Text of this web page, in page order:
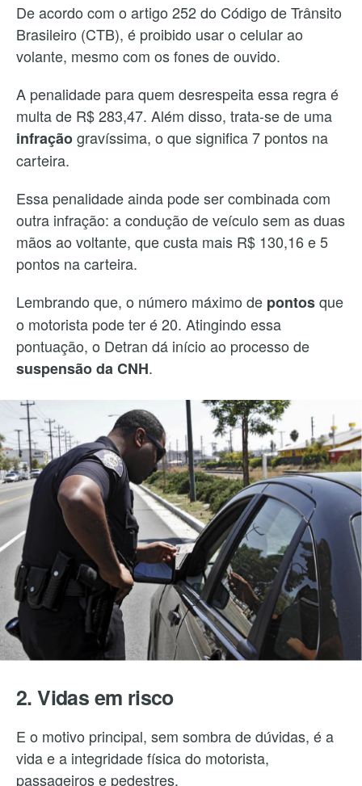
De acordo com o artigo 252 do Código de Trânsito
Brasileiro (CTB), é proibido usar o celular ao
volante, mesmo com os fones de ouvido.
A penalidade para quem desrespeita essa regra é
multa de R$ 283,47. Além disso, trata-se de uma
infraçãogravíssima, o que significa 7 pontos na
carteira.
Essa penalidade ainda pode ser combinada com
outra infração: a condução de veículo sem as duas
mãos ao voltante, que custa mais R$ 130,16 e 5
pontos na carteira.
Lembrando que, o número máximo de pontosque
o motorista pode ter é 20. Atingindo essa
pontuação, o Detran dá início ao processo de
suspensão da CNH.
2. Vidas em risco
E o motivo principal, sem sombra de dúvidas, é a
vida e a integridade física do motorista,
passageiros e pedestres.